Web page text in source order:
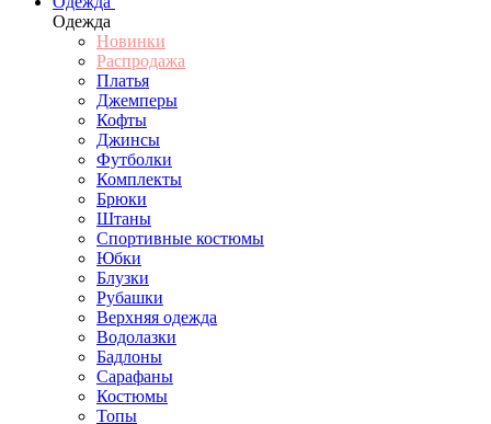
Одежда
Новинки
Распродажа
Платья
Джемперы
Кофты
Джинсы
Футболки
Комплекты
Брюки
Штаны
Спортивные костюмы
Юбки
Блузки
Рубашки
Верхняя одежда
Водолазки
Бадлоны
Сарафаны
Костюмы
Топы